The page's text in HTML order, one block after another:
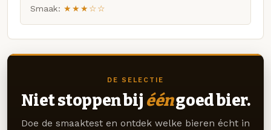
Smaak: ★★★☆☆
DE SELECTIE
Niet stoppen bij ééngoed bier.
Doe de smaaktest en ontdek welke bieren écht in